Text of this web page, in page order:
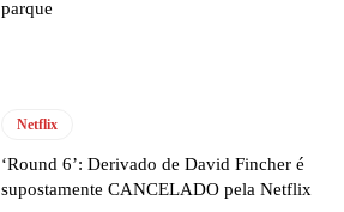
parque
Netflix
‘Round 6’: Derivado de David Fincher é
supostamente CANCELADO pela Netflix